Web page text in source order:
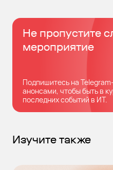
Не пропустите
мероприятие
Подпишитесь на
анонсами, чтобы быть в
последних событий в ИТ.
Изучите также